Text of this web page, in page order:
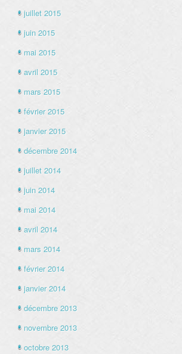
juillet 2015
juin 2015
mai 2015
avril 2015
mars 2015
février 2015
janvier 2015
décembre 2014
juillet 2014
juin 2014
mai 2014
avril 2014
mars 2014
février 2014
janvier 2014
décembre 2013
novembre 2013
octobre 2013